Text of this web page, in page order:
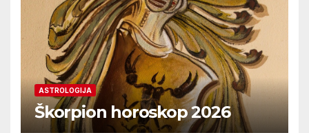
ASTROLOGIJA
Škorpion horoskop 2026